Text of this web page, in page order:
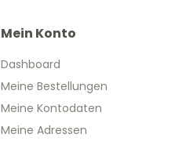
Mein Konto
Dashboard
Meine Bestellungen
Meine Kontodaten
Meine Adressen